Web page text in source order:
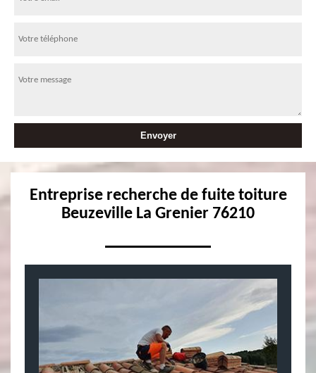
Entreprise recherche de fuite toiture
Beuzeville La Grenier 76210